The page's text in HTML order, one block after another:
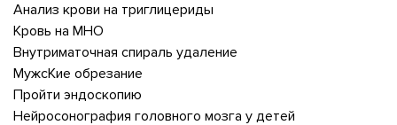
Анализ крови на триглицериды
Кровь на МНО
Внутриматочная спираль удаление
МужсКие обрезание
Пройти эндоскопию
Нейросонография головного мозга у детей